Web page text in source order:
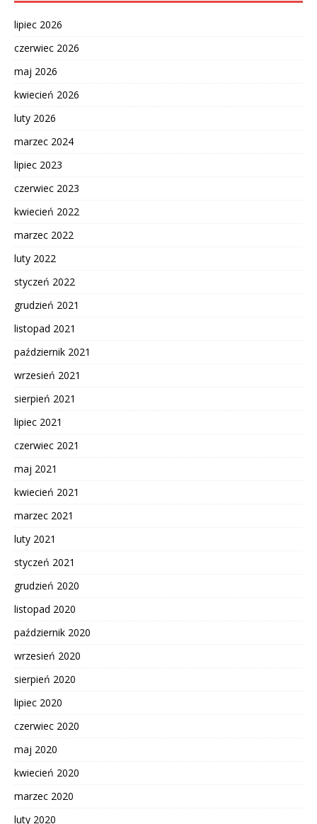
lipiec 2026
czerwiec 2026
maj 2026
kwiecień 2026
luty 2026
marzec 2024
lipiec 2023
czerwiec 2023
kwiecień 2022
marzec 2022
luty 2022
styczeń 2022
grudzień 2021
listopad 2021
październik 2021
wrzesień 2021
sierpień 2021
lipiec 2021
czerwiec 2021
maj 2021
kwiecień 2021
marzec 2021
luty 2021
styczeń 2021
grudzień 2020
listopad 2020
październik 2020
wrzesień 2020
sierpień 2020
lipiec 2020
czerwiec 2020
maj 2020
kwiecień 2020
marzec 2020
luty 2020